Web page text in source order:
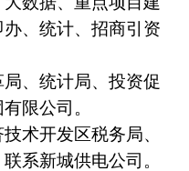
、统计、招商引资
、统计局、投资促
限公司。
术开发区税务局、
系新城供电公司。